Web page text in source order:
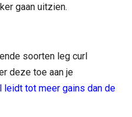
gaan uitzien.
soorten leg curl
deze toe aan je
leidt tot meer gains dan de